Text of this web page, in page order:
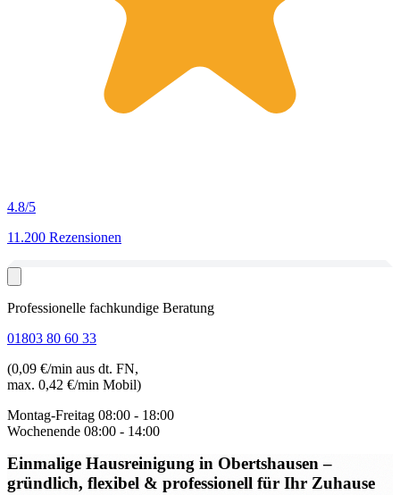
4.8/5
11.200 Rezensionen
Professionelle fachkundige Beratung
01803 80 60 33
(0,09 €/min aus dt. FN,
max. 0,42 €/min Mobil)
Montag-Freitag 08:00 - 18:00
Wochenende 08:00 - 14:00
Einmalige Hausreinigung in Obertshausen–
gründlich, flexibel & professionell für Ihr Zuhause